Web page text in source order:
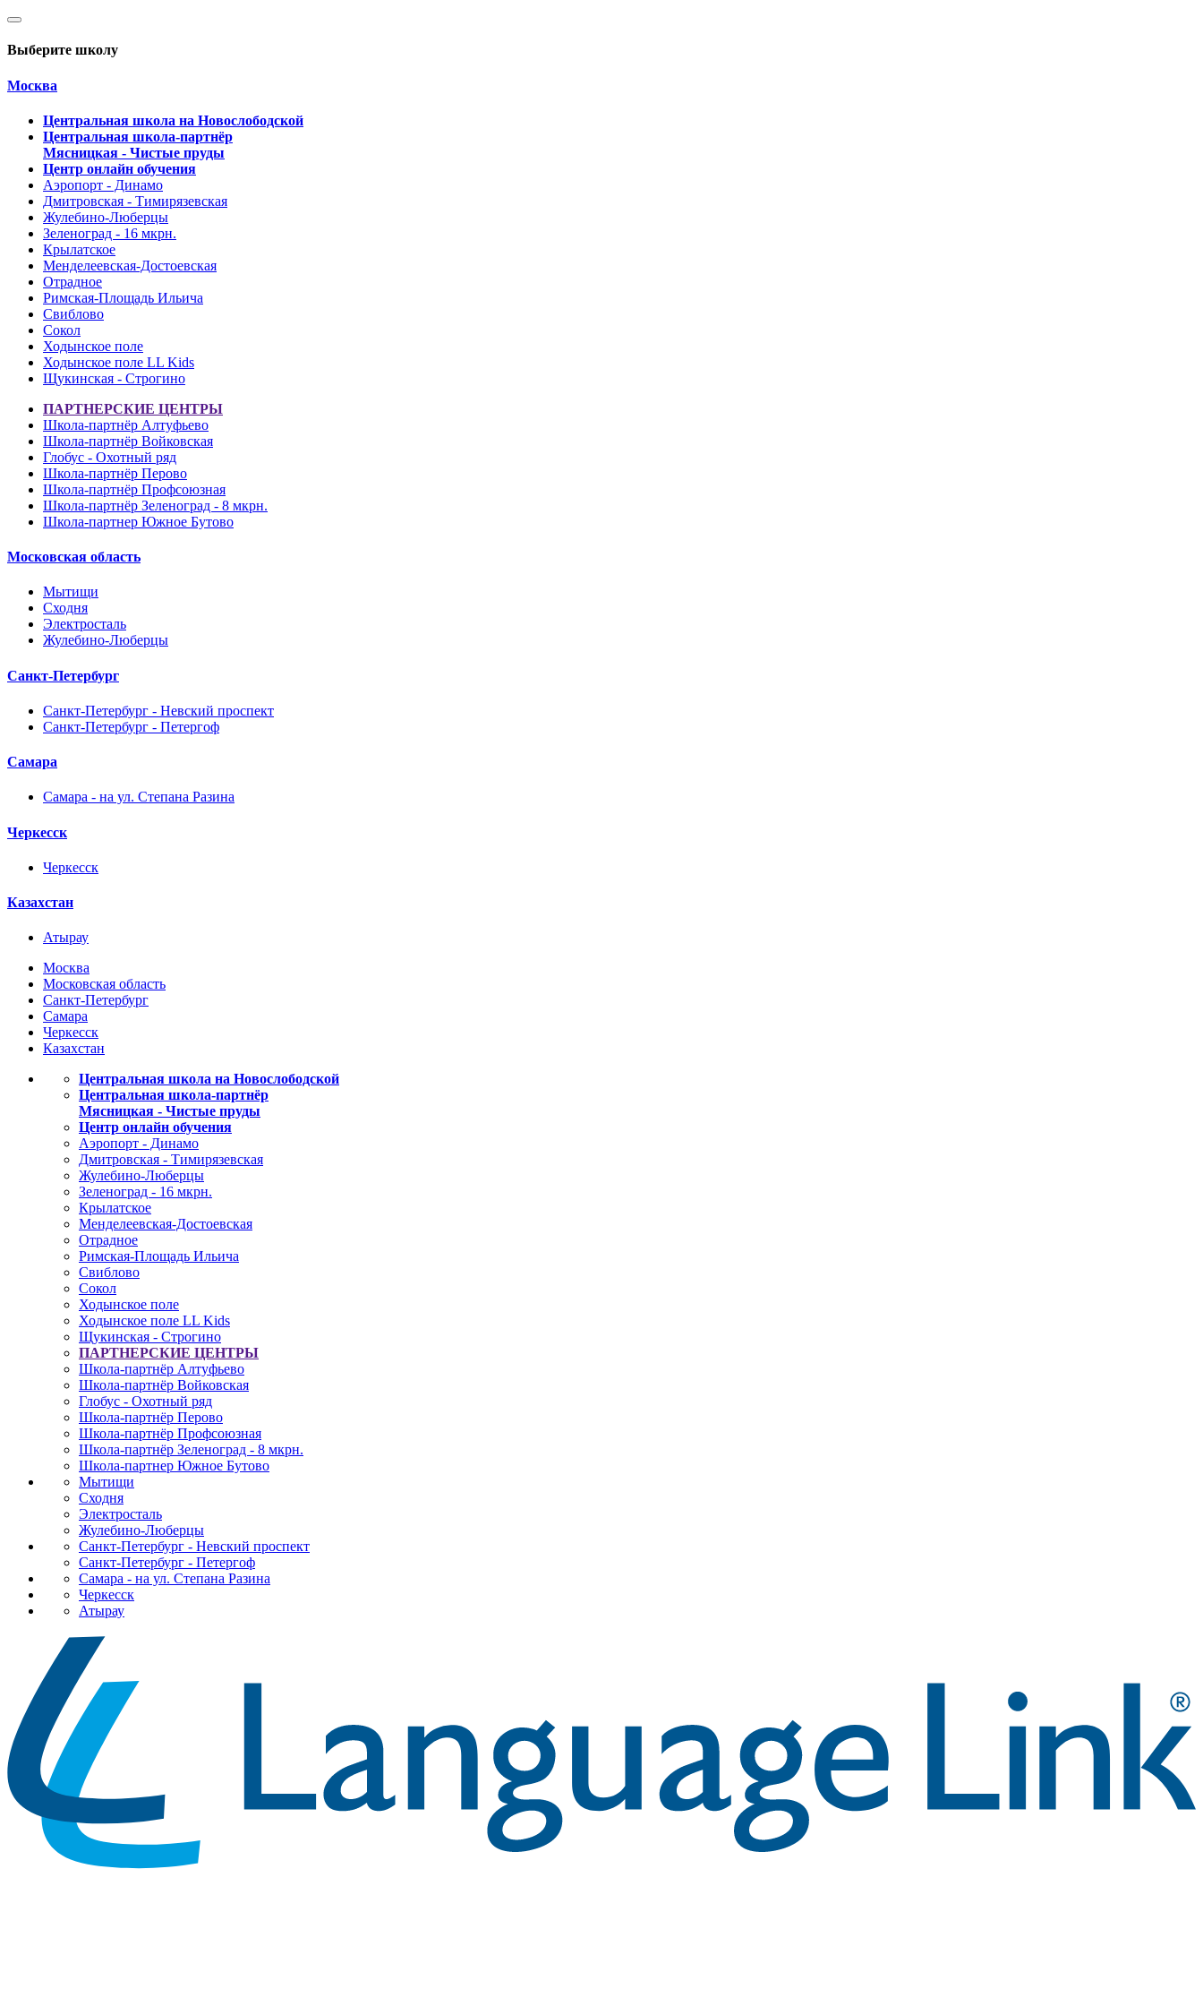
Выберите школу
Москва
Центральная школа на Новослободской
Центральная школа-партнёр
Мясницкая - Чистые пруды
Центр онлайн обучения
Аэропорт - Динамо
Дмитровская - Тимирязевская
Жулебино-Люберцы
Зеленоград - 16 мкрн.
Крылатское
Менделеевская-Достоевская
Отрадное
Римская-Площадь Ильича
Свиблово
Сокол
Ходынское поле
Ходынское поле LL Kids
Щукинская - Строгино
ПАРТНЕРСКИЕ ЦЕНТРЫ
Школа-партнёр Алтуфьево
Школа-партнёр Войковская
Глобус - Охотный ряд
Школа-партнёр Перово
Школа-партнёр Профсоюзная
Школа-партнёр Зеленоград - 8 мкрн.
Школа-партнер Южное Бутово
Московская область
Мытищи
Сходня
Электросталь
Жулебино-Люберцы
Санкт-Петербург
Санкт-Петербург - Невский проспект
Санкт-Петербург - Петергоф
Самара
Самара - на ул. Степана Разина
Черкесск
Черкесск
Казахстан
Атырау
Москва
Московская область
Санкт-Петербург
Самара
Черкесск
Казахстан
Центральная школа на Новослободской
Центральная школа-партнёр
Мясницкая - Чистые пруды
Центр онлайн обучения
Аэропорт - Динамо
Дмитровская - Тимирязевская
Жулебино-Люберцы
Зеленоград - 16 мкрн.
Крылатское
Менделеевская-Достоевская
Отрадное
Римская-Площадь Ильича
Свиблово
Сокол
Ходынское поле
Ходынское поле LL Kids
Щукинская - Строгино
ПАРТНЕРСКИЕ ЦЕНТРЫ
Школа-партнёр Алтуфьево
Школа-партнёр Войковская
Глобус - Охотный ряд
Школа-партнёр Перово
Школа-партнёр Профсоюзная
Школа-партнёр Зеленоград - 8 мкрн.
Школа-партнер Южное Бутово
Мытищи
Сходня
Электросталь
Жулебино-Люберцы
Санкт-Петербург - Невский проспект
Санкт-Петербург - Петергоф
Самара - на ул. Степана Разина
Черкесск
Атырау